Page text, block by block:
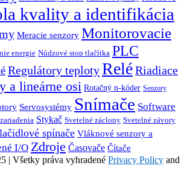
kvality a identifikácia
Meracie senzory Monitorovacie
energie Núdzové stop tlačítka PLC
Regulátory teplotyReléRiadiace
a lineárne osi Rotačný n-kóder Senzory
Servosystémy Snímače Software
Stykač Svetelné záclony Svetelné závory
spínače Vláknové senzory a
I/O Zdroje Časovače Čítače
| Všetky práva vyhradené Privacy Policy and